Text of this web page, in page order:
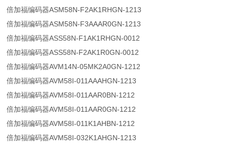
倍加福编码器ASM58N-F2AK1RHGN-1213
倍加福编码器ASM58N-F3AAAR0GN-1213
倍加福编码器ASS58N-F1AK1RHGN-0012
倍加福编码器ASS58N-F2AK1R0GN-0012
倍加福编码器AVM14N-05MK2A0GN-1212
倍加福编码器AVM58I-011AAAHGN-1213
倍加福编码器AVM58I-011AAR0BN-1212
倍加福编码器AVM58I-011AAR0GN-1212
倍加福编码器AVM58I-011K1AHBN-1212
倍加福编码器AVM58I-032K1AHGN-1213